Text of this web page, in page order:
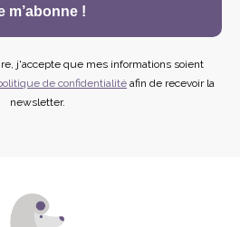
j'accepte que mes informations soient
de confidentialité afin de recevoir la
newsletter.